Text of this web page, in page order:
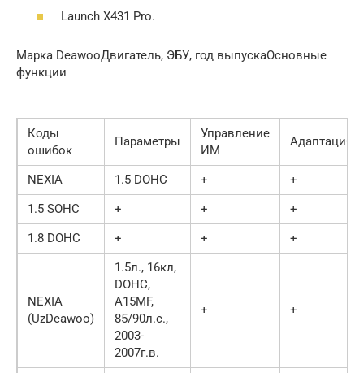
Launch X431 Pro.
Марка DeawooДвигатель, ЭБУ, год выпускаОсновные
функции
Коды
ошибок
Параметры
Управление
ИМ
Адаптация
NEXIA 1.5 DOHC +
+
1.5 SOHC
+ +
+
1.8 DOHC
+ + +
NEXIA
(UzDeawoo)
1.5л., 16кл,
DOHC,
A15MF,
85/90л.с.,
2003-
2007г.в.
+ +